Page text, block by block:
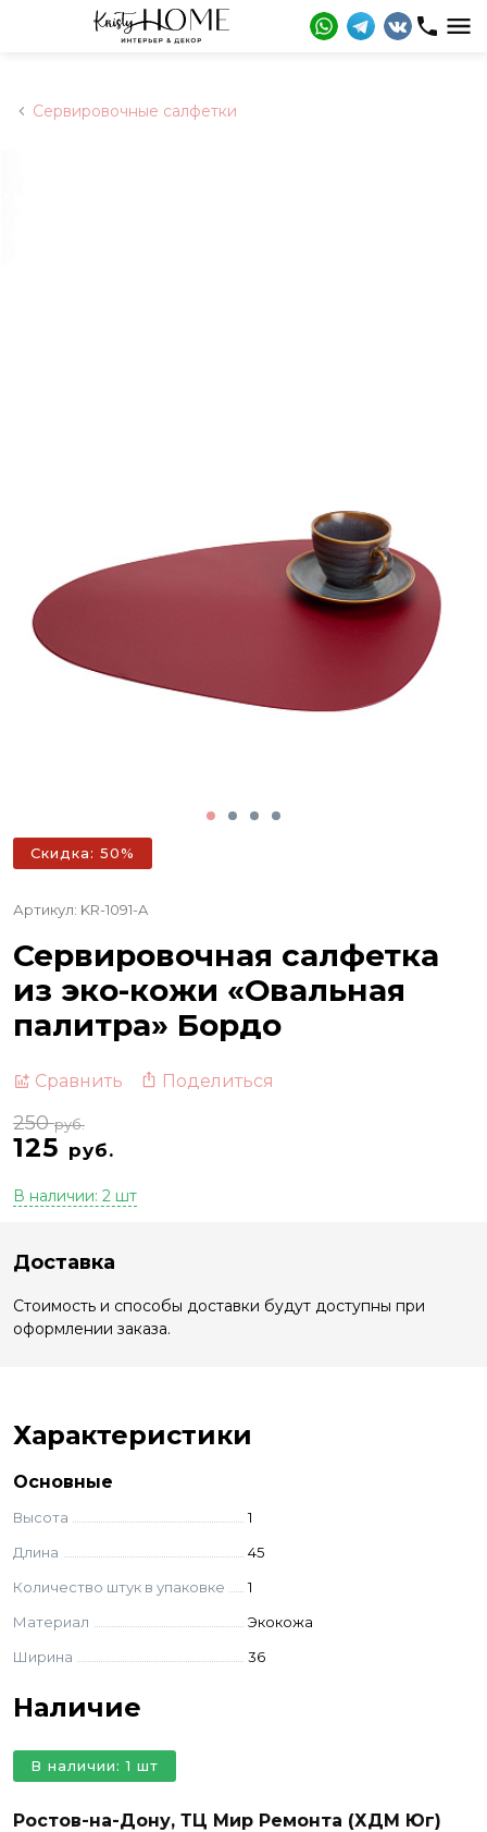
Сервировочные салфетки
Скидка: 50%
Артикул: KR-1091-A
Сервировочная салфетка
из эко-кожи «Овальная
палитра» Бордо
Сравнить Поделиться
125 руб.
250руб.
В наличии: 2 шт
Доставка
Стоимость и способы доставки будут доступны при
оформлении заказа.
Характеристики
Основные
Высота
1
Длина
45
Количество штук в упаковке
1
Материал
Экокожа
Ширина
36
Наличие
Ростов-на-Дону, ТЦ Мир Ремонта (ХДМ Юг)
В наличии: 1 шт